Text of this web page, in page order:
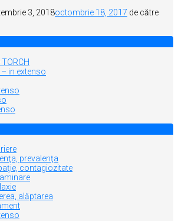
3, 2018octombrie 18, 2017 de către
in extenso
prevalenţa
contagiozitate
alăptarea